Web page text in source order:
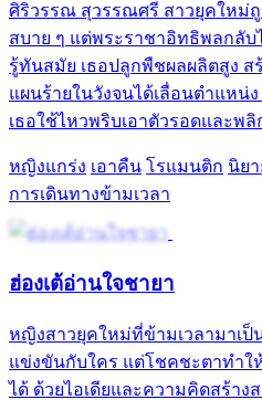
ศิริวรรณ สุวรรณศรี สาวยุคใหม่ถู
สบาย ๆ แต่พระราชาอิทธิพลกลับ
รู้ทันสมัย เธอปลูกพืชผลผลิตสูง
แผนร้ายในวังจนได้เลื่อนตำแหน่
เธอใช้ไหวพริบเอาตัวรอดและพ
หญิงแกร่ง เอาคืน โรแมนติก นิย
การเดินทางข้ามเวลา
ฮ่องเต้อ่านใจชายา
หญิงสาวยุคใหม่ที่ข้ามเวลามาเป็
แข่งขันกับใคร แต่โชคชะตาทำใ
ได้ ด้วยไอเดียและความคิดสร้าง